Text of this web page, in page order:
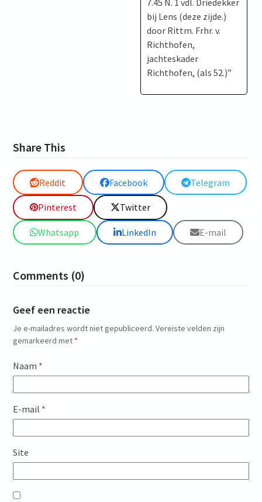
bij Lens (deze zijde.)
door Rittm. Frhr. v.
Richthofen,
jachteskader
Richthofen, (als 52.)”
Share This
Reddit Facebook Telegram
Pinterest Twitter
Whatsapp LinkedIn E-mail
Comments (0)
Geef een reactie
Je e-mailadres wordt niet gepubliceerd. Vereiste velden zijn
gemarkeerd met *
Naam *
E-mail *
Site